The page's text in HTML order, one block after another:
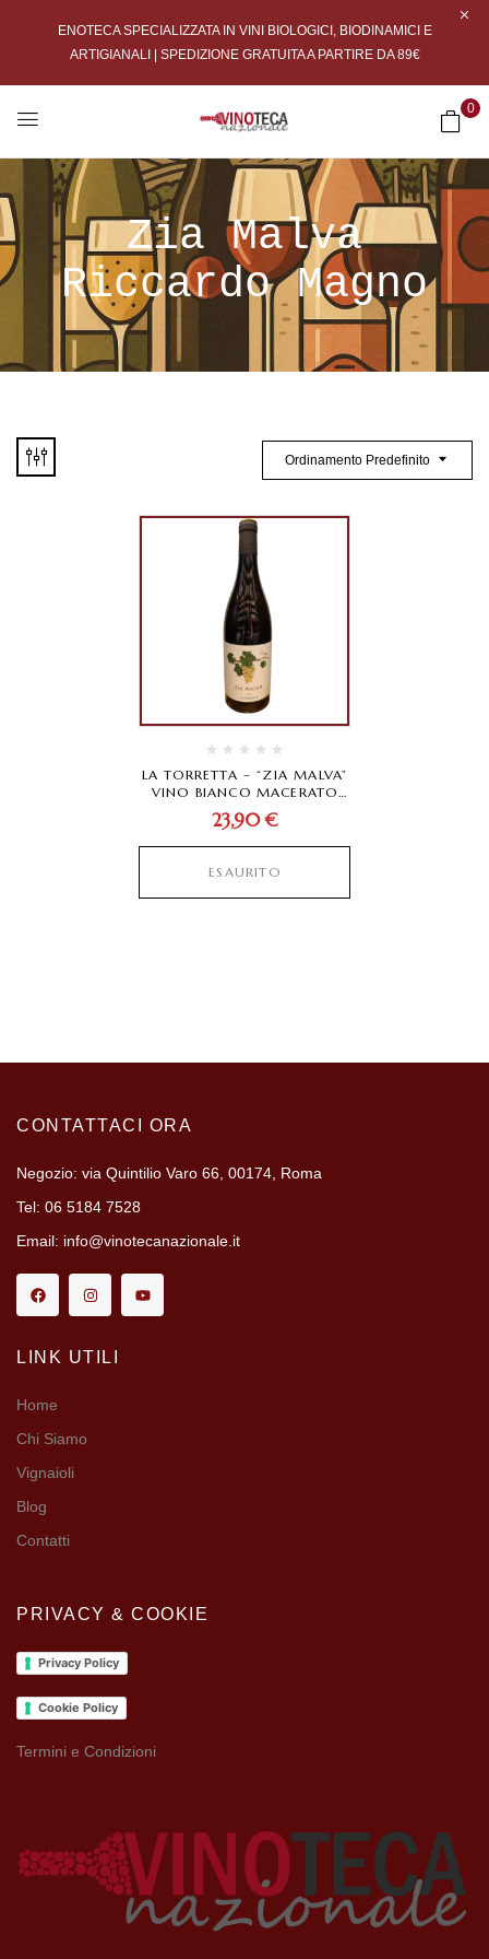
ENOTECA SPECIALIZZATA IN VINI BIOLOGICI, BIODINAMICI E
ARTIGIANALI | SPEDIZIONE GRATUITA A PARTIRE DA 89€
0
Zia Malva
Riccardo Magno
Ordinamento Predefinito
LA TORRETTA – “ZIA MALVA”
VINO BIANCO MACERATO
2022
23,90€
ESAURITO
CONTATTACI ORA
Negozio: via Quintilio Varo 66, 00174, Roma
Tel: 06 5184 7528
Email: info@vinotecanazionale.it
LINK UTILI
Home
Chi Siamo
Vignaioli
Blog
Contatti
PRIVACY & COOKIE
Privacy Policy
Cookie Policy
Termini e Condizioni